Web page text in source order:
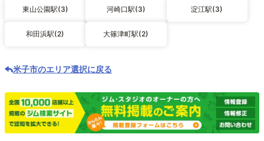
東山公園駅(3) 河崎口駅(3) 淀江駅(3)
和田浜駅(2) 大篠津町駅(2)
米子市のエリア選択に戻る